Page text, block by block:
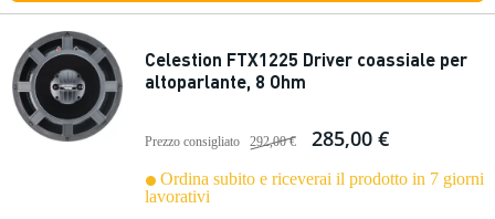
Celestion FTX1225 Driver coassiale per
altoparlante, 8 Ohm
Prezzo consigliato 292,00 € 285,00 €
Ordina subito e riceverai il prodotto in 7 giorni
lavorativi